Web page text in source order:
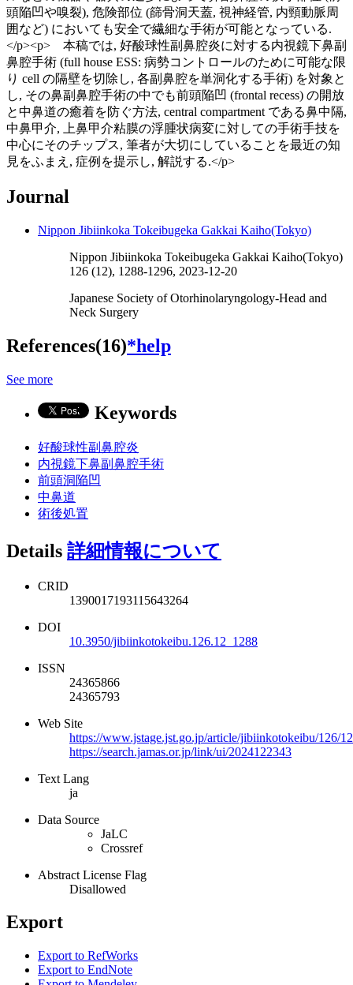
頭陥凹や嗅裂), 危険部位 (篩骨洞天蓋, 視神経管, 内頸動脈周
囲など) においても安全で繊細な手術が可能となっている.
</p><p> 本稿では, 好酸球性副鼻腔炎に対する内視鏡下鼻副
鼻腔手術 (full house ESS: 病勢コントロールのために可能な限
り cell の隔壁を切除し, 各副鼻腔を単洞化する手術) を対象と
し, その鼻副鼻腔手術の中でも前頭陥凹 (frontal recess) の開放
と中鼻道の癒着を防ぐ方法, central compartment である鼻中隔,
中鼻甲介, 上鼻甲介粘膜の浮腫状病変に対しての手術手技を
中心にそのチップス, 筆者が大切にしていることを最近の知
見をふまえ, 症例を提示し, 解説する.</p>
Journal
Nippon Jibiinkoka Tokeibugeka Gakkai Kaiho(Tokyo)
Nippon Jibiinkoka Tokeibugeka Gakkai Kaiho(Tokyo)
126 (12), 1288-1296, 2023-12-20
Japanese Society of Otorhinolaryngology-Head and
Neck Surgery
References(16)*help
See more
Keywords
好酸球性副鼻腔炎
内視鏡下鼻副鼻腔手術
前頭洞陥凹
中鼻道
術後処置
Details 詳細情報について
CRID
1390017193115643264
DOI
10.3950/jibiinkotokeibu.126.12_1288
ISSN
24365866
24365793
Web Site
https://www.jstage.jst.go.jp/article/jibiinkotokeibu/126/
https://search.jamas.or.jp/link/ui/2024122343
Text Lang
ja
Data Source
JaLC
Crossref
Abstract License Flag
Disallowed
Export
Export to RefWorks
Export to EndNote